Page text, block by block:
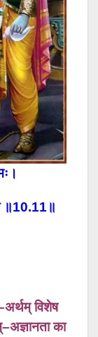
॥10.11 ॥
अर्थम् विशेष
–अज्ञानता का